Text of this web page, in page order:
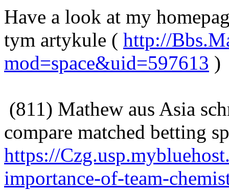
Have a look at my
tym artykule ( http://
mod=space&uid=597613 )
(811) Mathew aus Asia
compare matched betting
https://
importance-of-team-